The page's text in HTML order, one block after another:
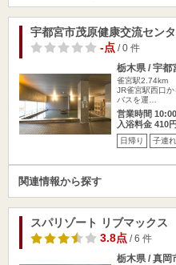
宇都宮市茂原健康交流セン
-点/ 0 件
栃木県 / 宇都
雀宮駅2.74km
JR雀宮駅西口
バスを運…
営業時間
入浴料金 410
日帰り 子連
関連情報から探す
スパリゾート リブマックス
3.8点/ 6 件
栃木県 / 真岡